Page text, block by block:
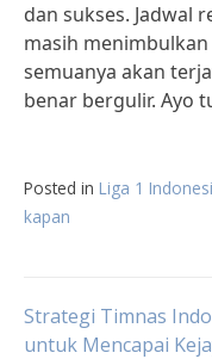
dan sukses. Jadwal
masih
semuanya akan
benar bergulir. Ayo
Posted in Liga 1
kapan
Post
Strategi Timnas
untuk Mencapai